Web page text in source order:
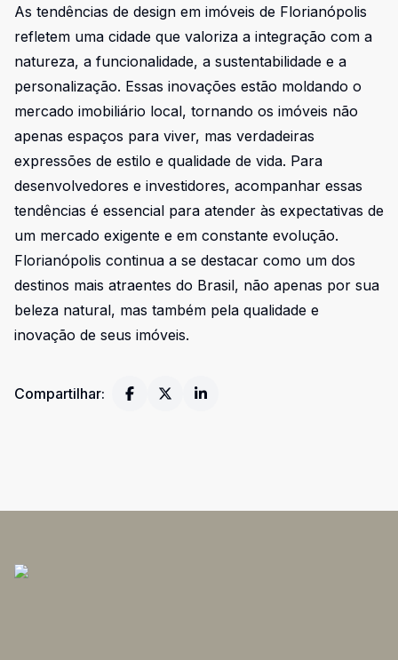
As tendências de design em imóveis de Florianópolis
refletem uma cidade que valoriza a integração com a
natureza, a funcionalidade, a sustentabilidade e a
personalização. Essas inovações estão moldando o
mercado imobiliário local, tornando os imóveis não
apenas espaços para viver, mas verdadeiras
expressões de estilo e qualidade de vida. Para
desenvolvedores e investidores, acompanhar essas
tendências é essencial para atender às expectativas de
um mercado exigente e em constante evolução.
Florianópolis continua a se destacar como um dos
destinos mais atraentes do Brasil, não apenas por sua
beleza natural, mas também pela qualidade e
inovação de seus imóveis.
Compartilhar: